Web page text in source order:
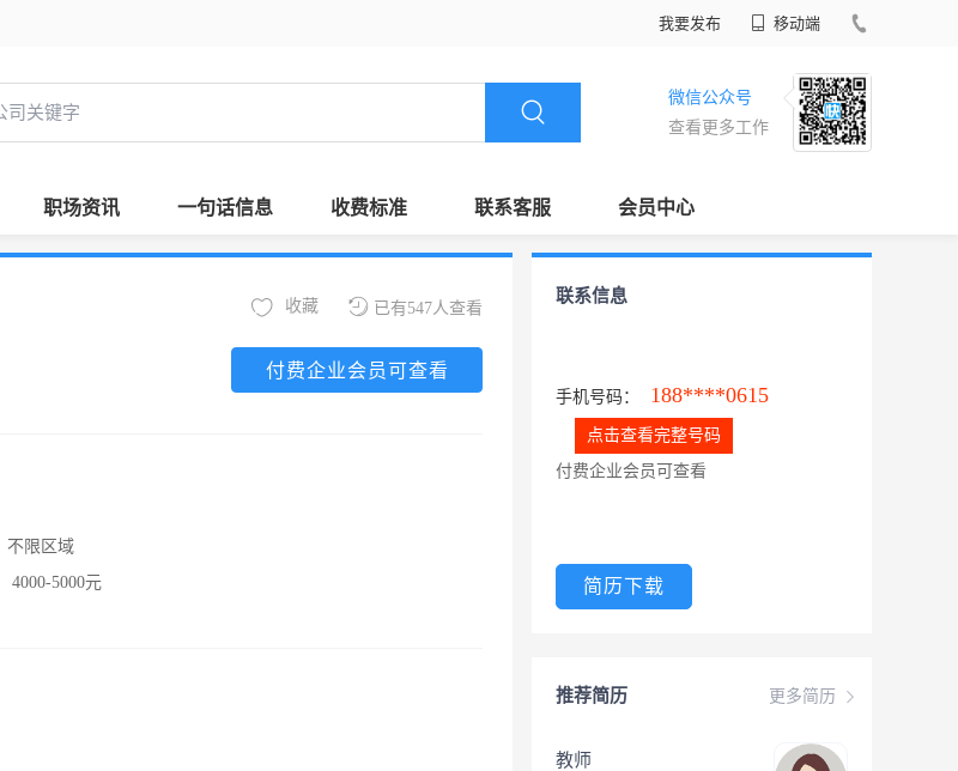
我要发布 移动端
微信公众号
查看更多工作
职场资讯 一句话信息 收费标准 联系客服 会员中心
已有547人查看
收藏
付费企业会员可查看
不限区域
4000-5000元
联系信息
手机号码： 188****0615
点击查看完整号码
付费企业会员可查看
简历下载
更多简历
推荐简历
教师